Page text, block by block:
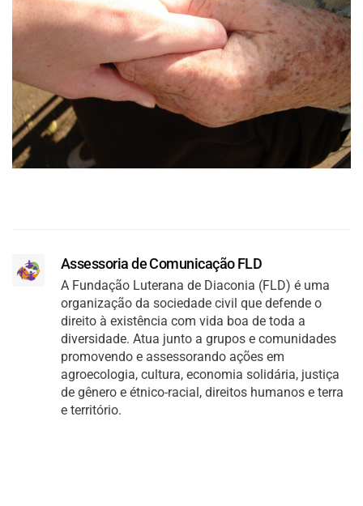
Assessoria de Comunicação FLD
A Fundação Luterana de Diaconia (FLD) é uma
organização da sociedade civil que defende o
direito à existência com vida boa de toda a
diversidade. Atua junto a grupos e comunidades
promovendo e assessorando ações em
agroecologia, cultura, economia solidária, justiça
de gênero e étnico-racial, direitos humanos e terra
e território.